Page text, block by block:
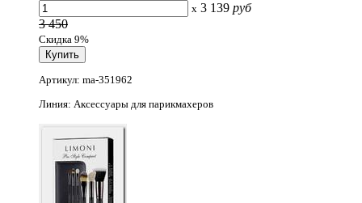
x 3 139 руб
3 450
Скидка 9%
Артикул: ma-351962
Линия: Аксессуары для парикмахеров